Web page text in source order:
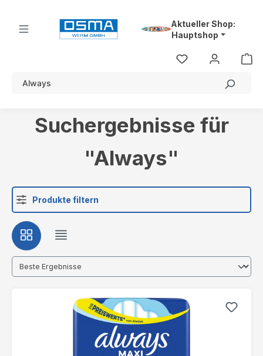
Aktueller Shop:
Hauptshop
Suchergebnisse für
"Always"
Produkte filtern